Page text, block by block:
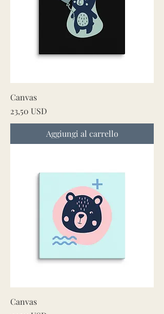
Canvas
Prezzo
23,50 USD
Aggiungi al carrello
Canvas